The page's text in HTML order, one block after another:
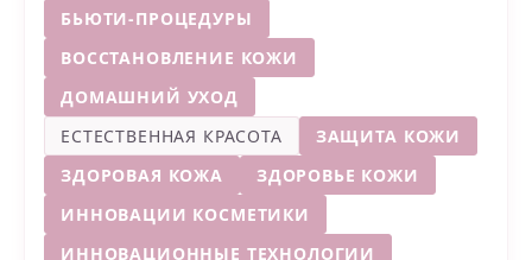
БЬЮТИ-ПРОЦЕДУРЫ
ВОССТАНОВЛЕНИЕ КОЖИ
ДОМАШНИЙ УХОД
ЕСТЕСТВЕННАЯ КРАСОТА
ЗАЩИТА КОЖИ
ЗДОРОВАЯ КОЖА
ЗДОРОВЬЕ КОЖИ
ИННОВАЦИИ КОСМЕТИКИ
ИННОВАЦИОННЫЕ ТЕХНОЛОГИИ